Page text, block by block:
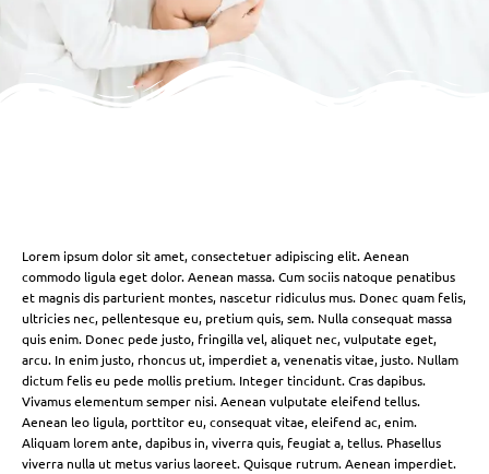
Lorem ipsum dolor sit amet, consectetuer adipiscing elit. Aenean
commodo ligula eget dolor. Aenean massa. Cum sociis natoque penatibus
et magnis dis parturient montes, nascetur ridiculus mus. Donec quam felis,
ultricies nec, pellentesque eu, pretium quis, sem. Nulla consequat massa
quis enim. Donec pede justo, fringilla vel, aliquet nec, vulputate eget,
arcu. In enim justo, rhoncus ut, imperdiet a, venenatis vitae, justo. Nullam
dictum felis eu pede mollis pretium. Integer tincidunt. Cras dapibus.
Vivamus elementum semper nisi. Aenean vulputate eleifend tellus.
Aenean leo ligula, porttitor eu, consequat vitae, eleifend ac, enim.
Aliquam lorem ante, dapibus in, viverra quis, feugiat a, tellus. Phasellus
viverra nulla ut metus varius laoreet. Quisque rutrum. Aenean imperdiet.